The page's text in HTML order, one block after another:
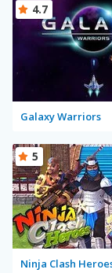
Galaxy Warriors
4.7
Ninja Clash
5